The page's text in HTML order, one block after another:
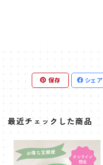
保存 シェア
最近チェックした商品